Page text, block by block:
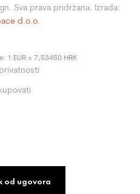
Sva prava pridržana. Izrada:
d.o.o.
1 EUR = 7,53450 HRK
od ugovora